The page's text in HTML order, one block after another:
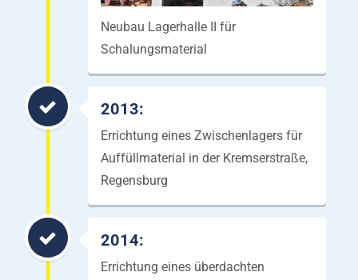
Neubau Lagerhalle II für
Schalungsmaterial
2013:
Errichtung eines Zwischenlagers für
Auffüllmaterial in der Kremserstraße,
Regensburg
2014:
Errichtung eines überdachten